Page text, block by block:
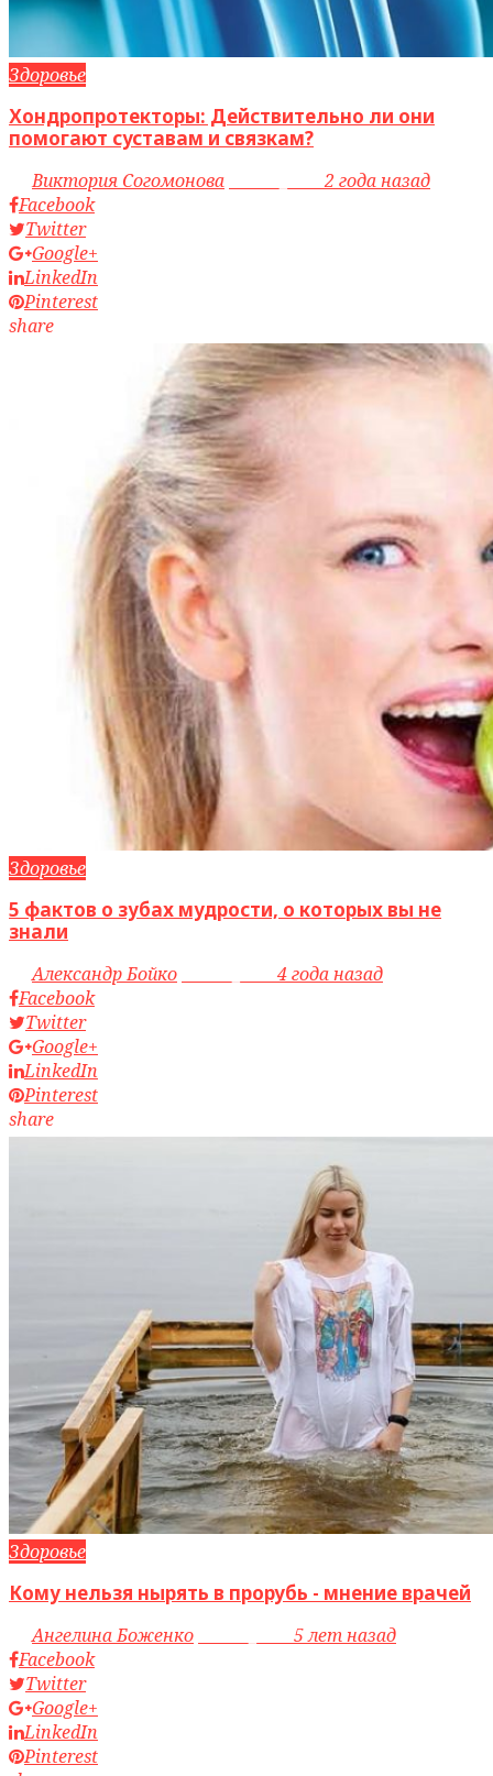
Здоровье
Хондропротекторы: Действительно ли они
помогают суставам и связкам?
byВиктория Согомонова access_time2 года назад
Facebook
Twitter
Google+
LinkedIn
Pinterest
share
Здоровье
5 фактов о зубах мудрости, о которых вы не
знали
byАлександр Бойко
4 года назад
Facebook
Twitter
Google+
LinkedIn
Pinterest
share
Здоровье
Кому нельзя нырять в прорубь - мнение врачей
byАнгелина Боженко
5 лет назад
Facebook
Twitter
Google+
LinkedIn
Pinterest